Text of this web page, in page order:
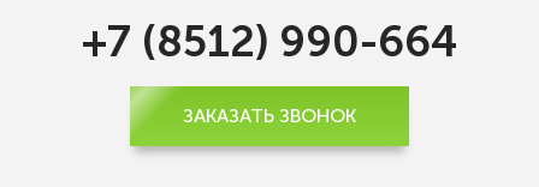
+7 (8512) 990-664
ЗАКАЗАТЬ ЗВОНОК